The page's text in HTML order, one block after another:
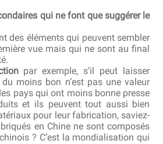
qui ne font que suggérer le
des éléments qui peuvent sembler
vue mais qui ne sont au final
par exemple, s’il peut laisser
moins bon n’est pas une valeur
pays qui ont moins bonne presse
et ils peuvent tout aussi bien
pour leur fabrication, saviez-
en Chine ne sont composés
? C’est la mondialisation qui